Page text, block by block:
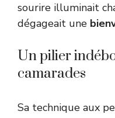
sourire illuminait
dégageait une
Un pilier
camarades
Sa technique aux